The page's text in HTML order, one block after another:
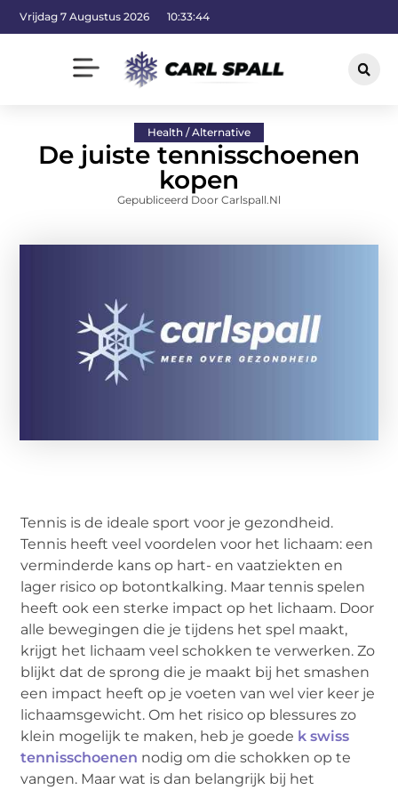
Vrijdag 7 Augustus 2026 10:33:45
Health / Alternative
De juiste tennisschoenen
kopen
Gepubliceerd Door Carlspall.nl
Tennis is de ideale sport voor je gezondheid.
Tennis heeft veel voordelen voor het lichaam: een
verminderde kans op hart- en vaatziekten en
lager risico op botontkalking. Maar tennis spelen
heeft ook een sterke impact op het lichaam. Door
alle bewegingen die je tijdens het spel maakt,
krijgt het lichaam veel schokken te verwerken. Zo
blijkt dat de sprong die je maakt bij het smashen
een impact heeft op je voeten van wel vier keer je
lichaamsgewicht. Om het risico op blessures zo
klein mogelijk te maken, heb je goede k swiss
tennisschoenen nodig om die schokken op te
vangen. Maar wat is dan belangrijk bij het